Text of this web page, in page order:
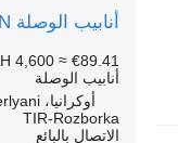
أنابيب الوصلة MAN موصل نظام التبريد (الكوع) لشاحنة MAN TGX/TGS لـ السيارات القاطرة MAN TGS, TGX
4,600 ≈ €89.41
أنابيب الوصلة
أوكرانيا، Cherlyani
TIR-Rozborka
الاتصال بالبائع